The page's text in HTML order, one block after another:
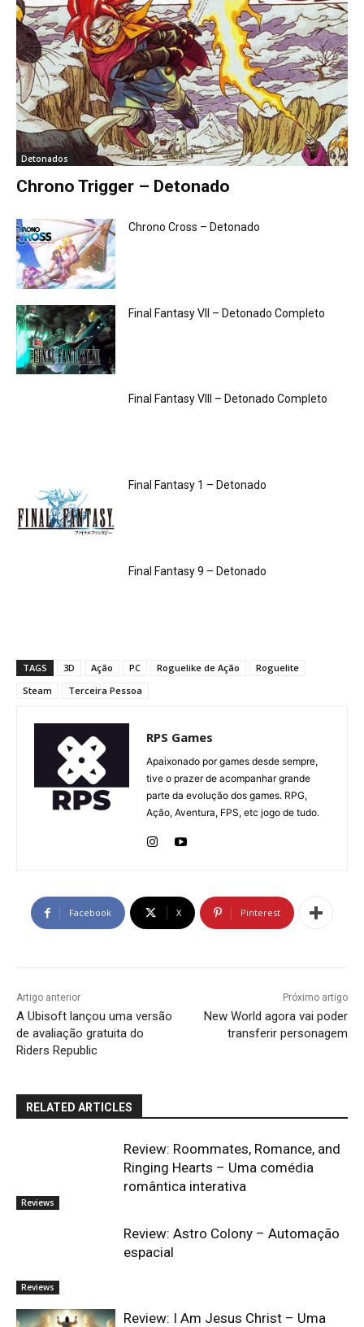
Detonados
Chrono Trigger – Detonado
Chrono Cross – Detonado
Final Fantasy VII – Detonado Completo
Final Fantasy VIII – Detonado Completo
Final Fantasy 1 – Detonado
Final Fantasy 9 – Detonado
TAGS 3D Ação PC Roguelike de Ação
Roguelite
Steam
Terceira Pessoa
RPS Games
Apaixonado por games desde sempre,
tive o prazer de acompanhar grande
parte da evolução dos games. RPG,
Ação, Aventura, FPS, etc jogo de tudo.
Facebook X Pinterest
Artigo anterior
A Ubisoft lançou uma versão
de avaliação gratuita do
Riders Republic
Próximo artigo
New World agora vai poder
transferir personagem
RELATED ARTICLES
Reviews
Review: Roommates, Romance, and
Ringing Hearts – Uma comédia
romântica interativa
Reviews
Review: Astro Colony – Automação
espacial
Review: I Am Jesus Christ – Uma